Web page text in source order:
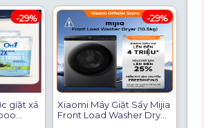
giặt xả
-29%
Xiaomi Máy Giặt Sấy Mijia
Front Load Washer Dryer
-29%